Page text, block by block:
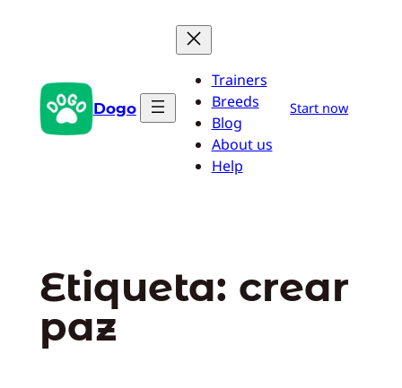
Dogo
Trainers
Breeds
Blog
About us
Help
Start now
Etiqueta: crear
paz